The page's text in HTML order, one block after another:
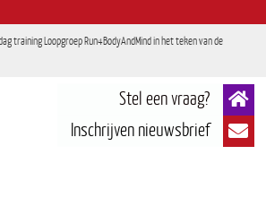
training Loopgroep Run4BodyAndMind in het teken van de